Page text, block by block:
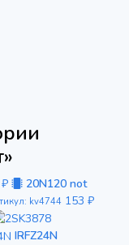
20N120 not
kv4744 153 ₽
IRFZ24N